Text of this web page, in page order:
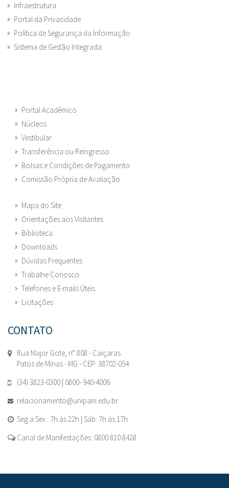
Infraestrutura
Portal da Privacidade
Política de Segurança da Informação
Sistema de Gestão Integrada
Portal Acadêmico
Núcleos
Vestibular
Transferência ou Reingresso
Bolsas e Condições de Pagamento
Comissão Própria de Avaliação
Mapa do Site
Orientações aos Visitantes
Biblioteca
Downloads
Dúvidas Frequentes
Trabalhe Conosco
Telefones e E-mails Úteis
Licitações
CONTATO
Rua Major Gote, n° 808 - Caiçaras
Patos de Minas - MG - CEP: 38702-054.
(34) 3823-0300 | 0800- 940-4006
relacionamento@unipam.edu.br
Seg a Sex : 7h às 22h | Sáb: 7h às 17h
Canal de Manifestações: 0800 810 8428